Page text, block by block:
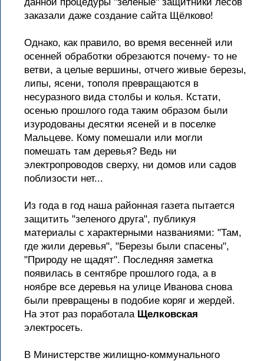
заказали даже создание сайта Щёлково!
Однако, как правило, во время весенней или
осенней обработки обрезаются почему- то не
ветви, а целые вершины, отчего живые березы,
липы, ясени, тополя превращаются в
несуразного вида столбы и колья. Кстати,
осенью прошлого года таким образом были
изуродованы десятки ясеней и в поселке
Мальцеве. Кому помешали или могли
помешать там деревья? Ведь ни
электропроводов сверху, ни домов или садов
поблизости нет...
Из года в год наша районная газета пытается
защитить "зеленого друга", публикуя
материалы с характерными названиями: "Там,
где жили деревья", "Березы были спасены",
"Природу не щадят". Последняя заметка
появилась в сентябре прошлого года, а в
ноябре все деревья на улице Иванова снова
были превращены в подобие коряг и жердей.
На этот раз поработала Щелковская
электросеть.
В Министерстве жилищно-коммунального